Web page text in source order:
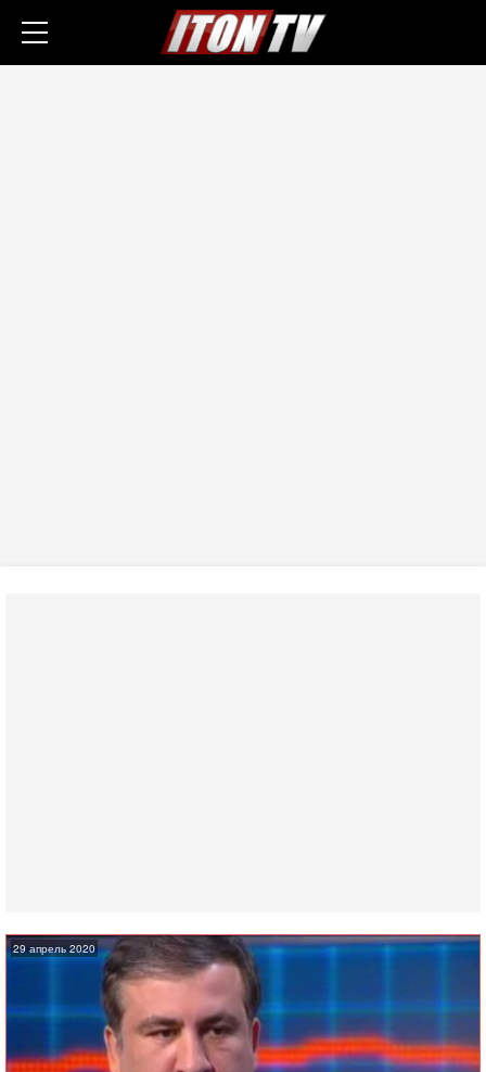
29 апрель 2020